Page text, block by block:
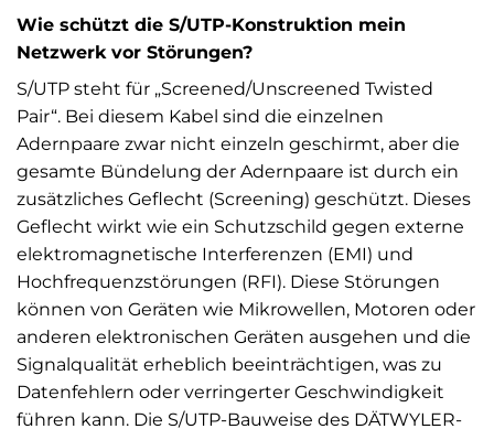
Wie schützt die S/UTP-Konstruktion mein
Netzwerk vor Störungen?
S/UTP steht für „Screened/Unscreened Twisted
Pair“. Bei diesem Kabel sind die einzelnen
Adernpaare zwar nicht einzeln geschirmt, aber die
gesamte Bündelung der Adernpaare ist durch ein
zusätzliches Geflecht (Screening) geschützt. Dieses
Geflecht wirkt wie ein Schutzschild gegen externe
elektromagnetische Interferenzen (EMI) und
Hochfrequenzstörungen (RFI). Diese Störungen
können von Geräten wie Mikrowellen, Motoren oder
anderen elektronischen Geräten ausgehen und die
Signalqualität erheblich beeinträchtigen, was zu
Datenfehlern oder verringerter Geschwindigkeit
führen kann. Die S/UTP-Bauweise des DÄTWYLER-